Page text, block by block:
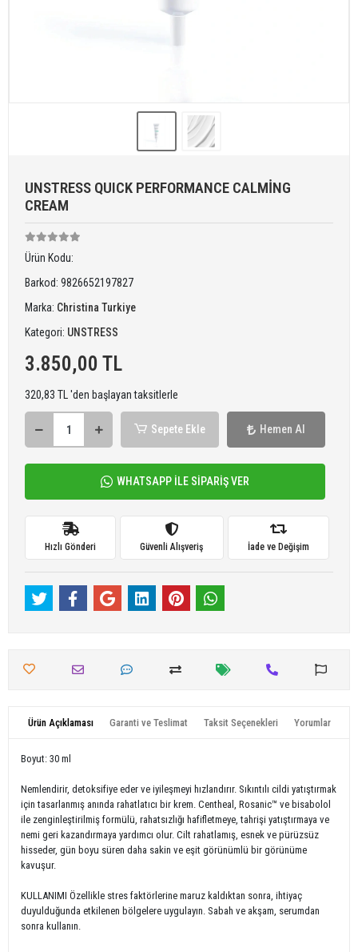
UNSTRESS QUICK PERFORMANCE CALMİNG
CREAM
Ürün Kodu:
Barkod: 9826652197827
Marka: Christina Turkiye
Kategori: UNSTRESS
3.850,00 TL
320,83 TL 'den başlayan taksitlerle
Sepete Ekle Hemen Al
WHATSAPP İLE SİPARİŞ VER
Hızlı Gönderi Güvenli Alışveriş İade ve Değişim
Ürün Açıklaması Garanti ve Teslimat Taksit Seçenekleri Yorumlar
Boyut: 30 ml
Nemlendirir, detoksifiye eder ve iyileşmeyi hızlandırır. Sıkıntılı cildi yatıştırmak
için tasarlanmış anında rahatlatıcı bir krem. Centheal, Rosanic™ ve bisabolol
ile zenginleştirilmiş formülü, rahatsızlığı hafifletmeye, tahrişi yatıştırmaya ve
nemi geri kazandırmaya yardımcı olur. Cilt rahatlamış, esnek ve pürüzsüz
hisseder, gün boyu süren daha sakin ve eşit görünümlü bir görünüme
kavuşur.
KULLANIMI Özellikle stres faktörlerine maruz kaldıktan sonra, ihtiyaç
duyulduğunda etkilenen bölgelere uygulayın. Sabah ve akşam, serumdan
sonra kullanın.